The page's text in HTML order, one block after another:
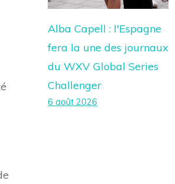
Alba Capell : l'Espagne
fera la une des journaux
du WXV Global Series
Challenger
6 août 2026